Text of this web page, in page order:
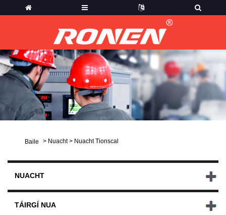
Baile > Nuacht > Nuacht Tionscal
NUACHT
TÁIRGÍ NUA